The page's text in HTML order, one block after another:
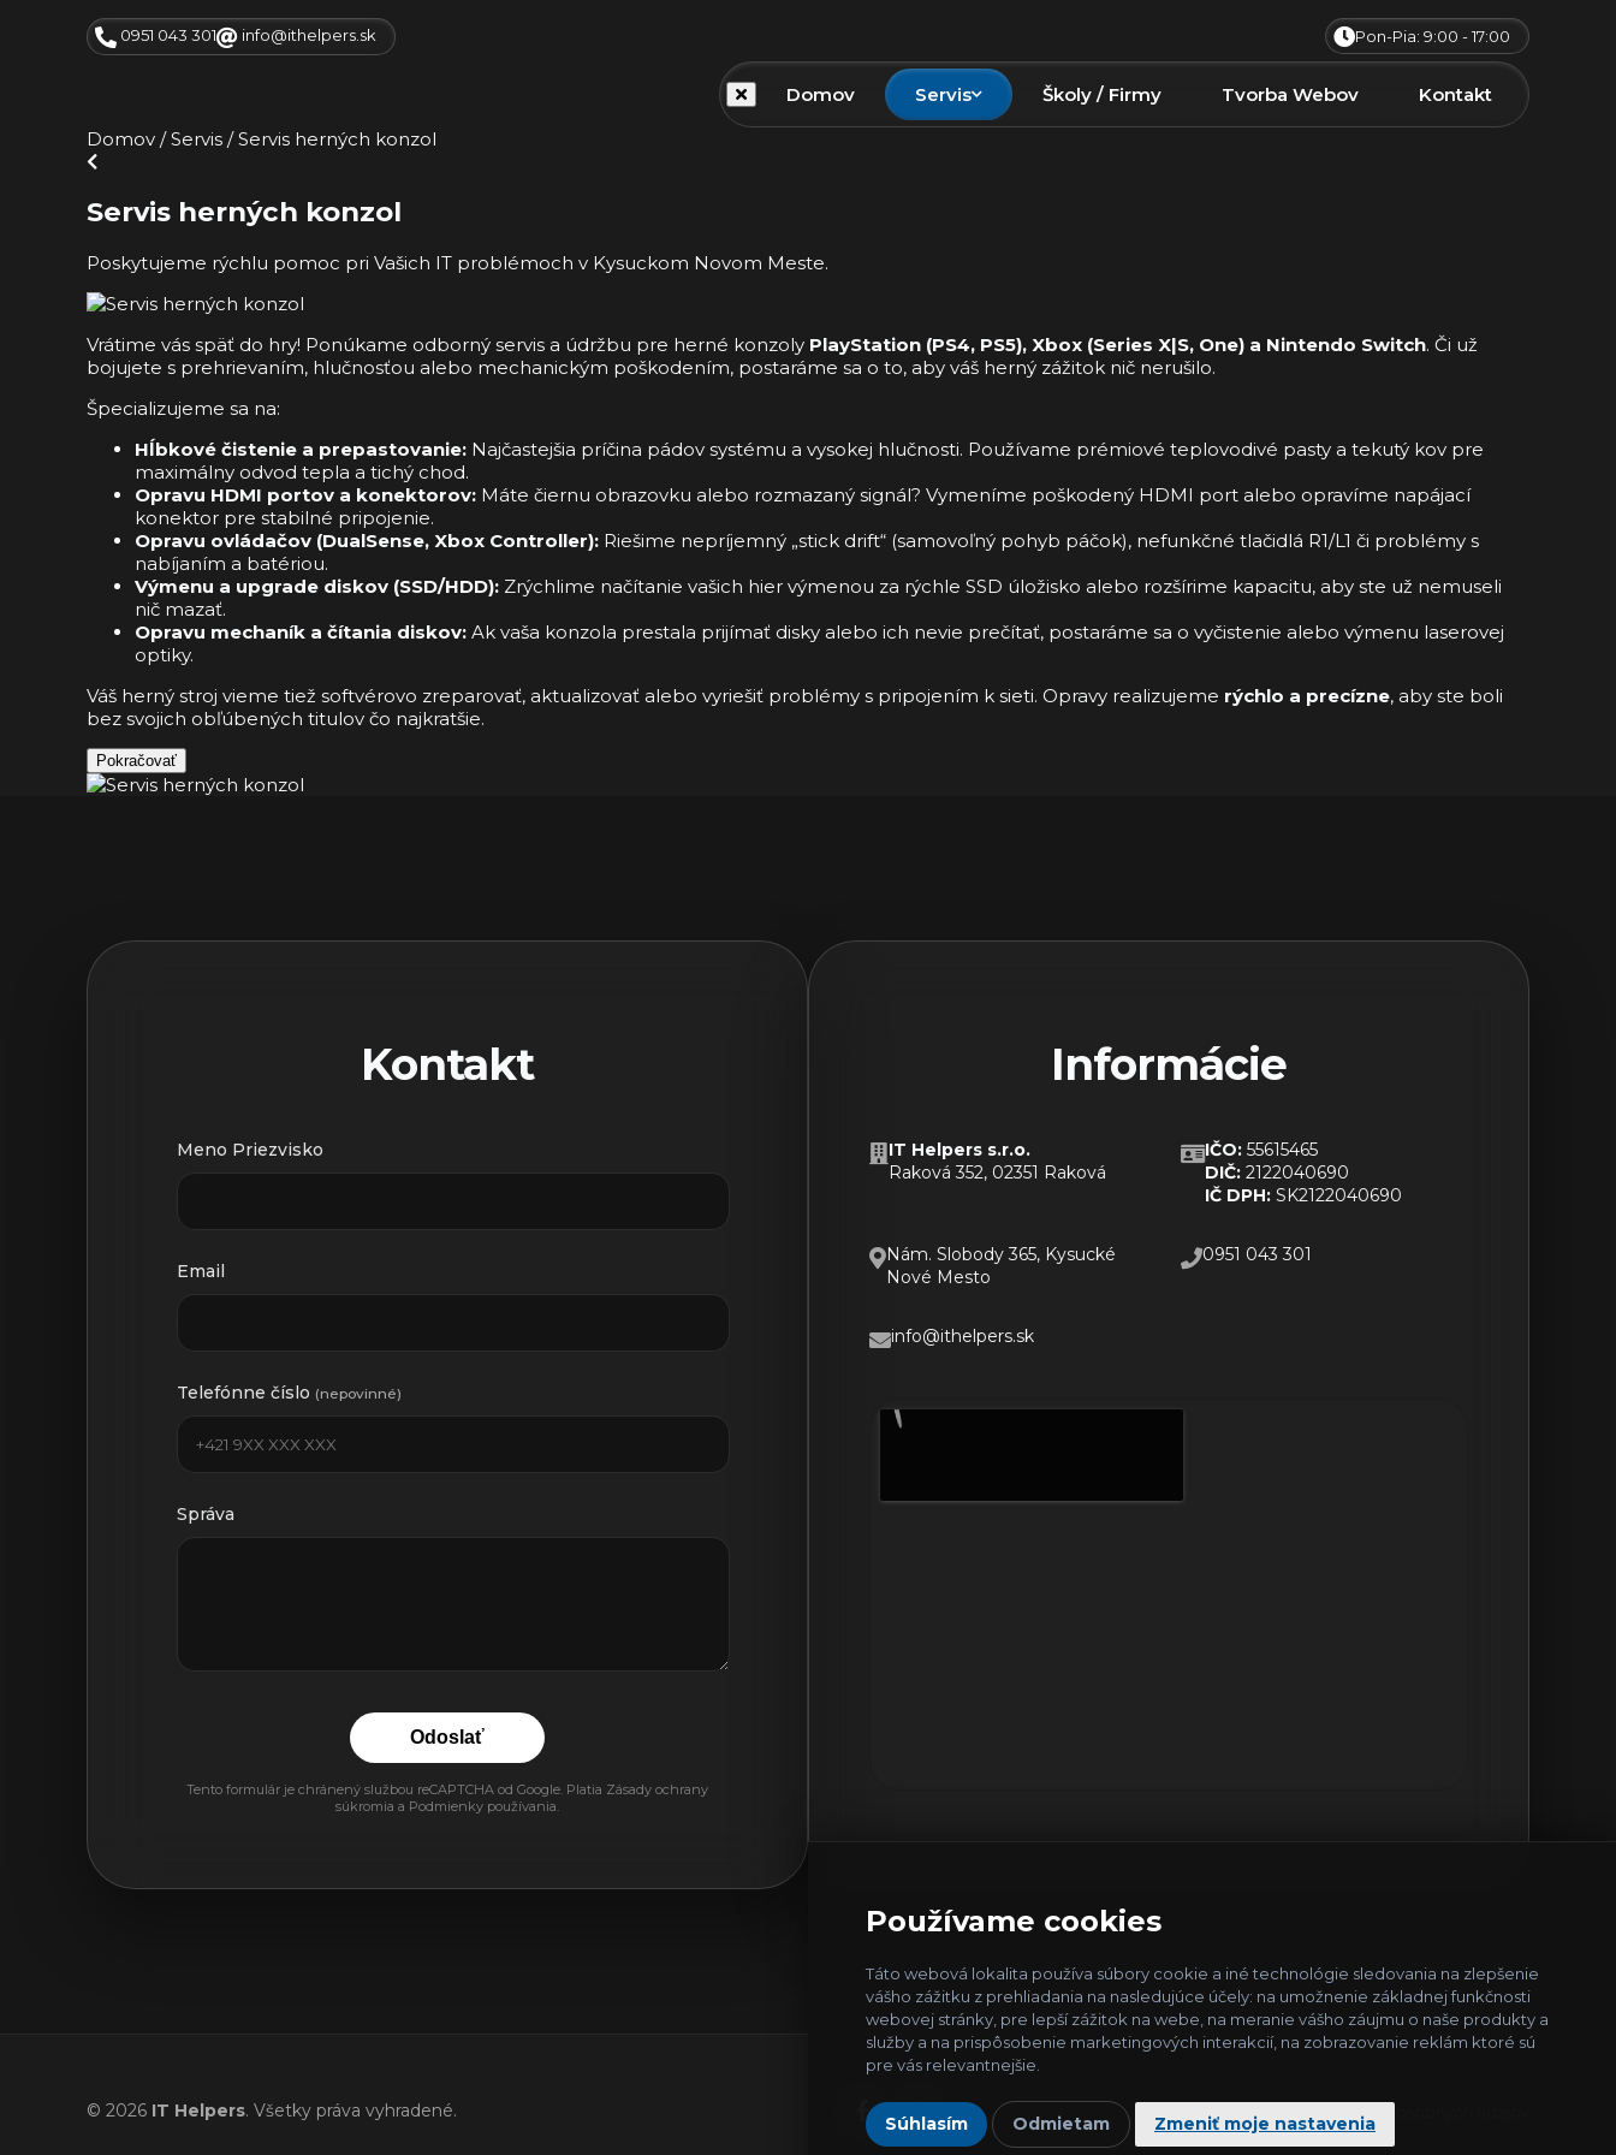
Používame cookies
Táto webová lokalita používa súbory cookie a iné technológie sledovania na zlepšenie
vášho zážitku z prehliadania na nasledujúce účely: na umožnenie základnej funkčnosti
webovej stránky pre lepší zážitok na webe na meranie vášho záujmu o naše produkty a
služby a na prispôsobenie marketingových interakcií, na zobrazovanie reklám ktoré sú
pre vás relevantnejšie
Súhlasím Odmietam Zmeniť moje nastavenia
0951 043 301 info@ithelpers.sk Pon-Pia: 9:00 - 17:00
Domov Servis Školy / Firmy Tvorba Webov
Kontakt
Domov / Servis / Servis herných konzol
Servis herných konzol
Poskytujeme rýchlu pomoc pri Vašich IT problémoch v Kysuckom Novom Meste.
Vrátime vás späť do hry! Ponúkame odborný servis a údržbu pre herné konzoly PlayStation (PS4, PS5), Xbox (Series X|S, One) a Nintendo Switch. Či už
bojujete s prehrievaním, hlučnosťou alebo mechanickým poškodením, postaráme sa o to, aby váš herný zážitok nič nerušilo.
Špecializujeme sa na:
Hĺbkové čistenie a prepastovanie: Najčastejšia príčina pádov systému a vysokej hlučnosti. Používame prémiové teplovodivé pasty a tekutý kov pre
maximálny odvod tepla a tichý chod.
Opravu HDMI portov a konektorov: Máte čiernu obrazovku alebo rozmazaný signál? Vymeníme poškodený HDMI port alebo opravíme napájací
konektor pre stabilné pripojenie.
Opravu ovládačov (DualSense, Xbox Controller): Riešime nepríjemný „stick drift“ (samovoľný pohyb páčok), nefunkčné tlačidlá R1/L1 či problémy s
nabíjaním a batériou.
Výmenu a upgrade diskov (SSD/HDD): Zrýchlime načítanie vašich hier výmenou za rýchle SSD úložisko alebo rozšírime kapacitu, aby ste už nemuseli
nič mazať.
Opravu mechaník a čítania diskov: Ak vaša konzola prestala prijímať disky alebo ich nevie prečítať, postaráme sa o vyčistenie alebo výmenu laserovej
optiky.
Váš herný stroj vieme tiež softvérovo zreparovať, aktualizovať alebo vyriešiť problémy s pripojením k sieti. Opravy realizujeme rýchlo a precízne, aby ste boli
bez svojich obľúbených titulov čo najkratšie.
Pokračovať
Kontakt
Meno Priezvisko
Email
Telefónne číslo (nepovinné)
Správa
Odoslať
Tento formulár je chránený službou reCAPTCHA od Google. Platia Zásady ochrany
súkromia a Podmienky používania.
Informácie
IT Helpers s.r.o.
Raková 352, 02351 Raková
IČO: 55615465
DIČ: 2122040690
IČ DPH: SK2122040690
Nám. Slobody 365, Kysucké
Nové Mesto
0951 043 301
info@ithelpers.sk
© 2026 IT Helpers. Všetky práva vyhradené. Ochrana osobných údajov